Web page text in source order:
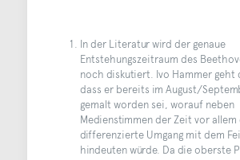
In der Literatur wird der genaue
Entstehungszeitraum des
noch diskutiert. Ivo Hammer geht
dass er bereits im August/
gemalt worden sei, worauf neben
Medienstimmen der Zeit vor allem
differenzierte Umgang mit dem
hindeuten würde. Da die oberste